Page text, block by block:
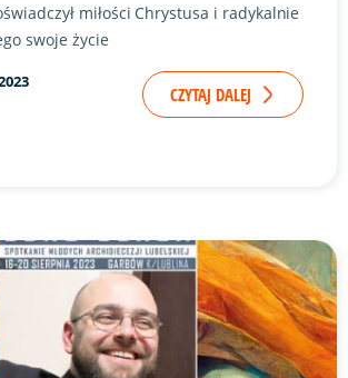
miłości Chrystusa i radykalnie
swoje życie
CZYTAJ DALEJ
naszego spotkania